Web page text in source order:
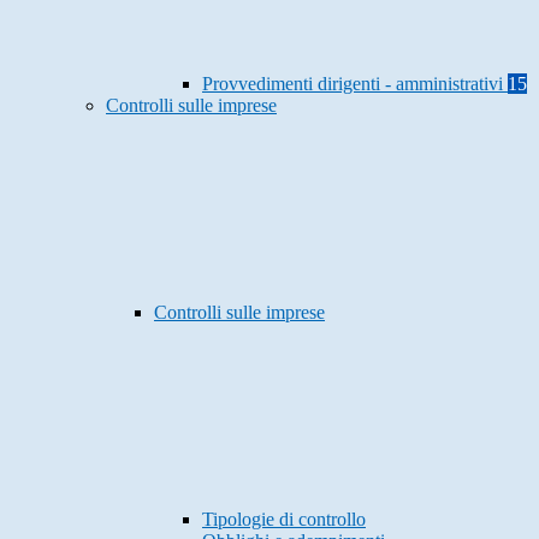
Provvedimenti dirigenti - amministrativi 15
Controlli sulle imprese
Controlli sulle imprese
Tipologie di controllo